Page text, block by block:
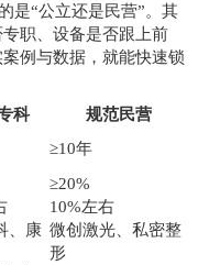
是“公立还是民营”。其
职、设备是否跟上前
例与数据，就能快速锁
科
规范民营
≥10年
≥20%
10%左右
、康 微创激光、私密整
形